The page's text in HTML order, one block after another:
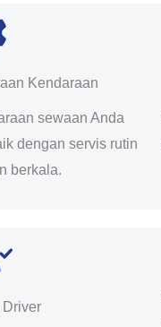
Kendaraan
sewaan Anda
dengan servis rutin
berkala.
Driver